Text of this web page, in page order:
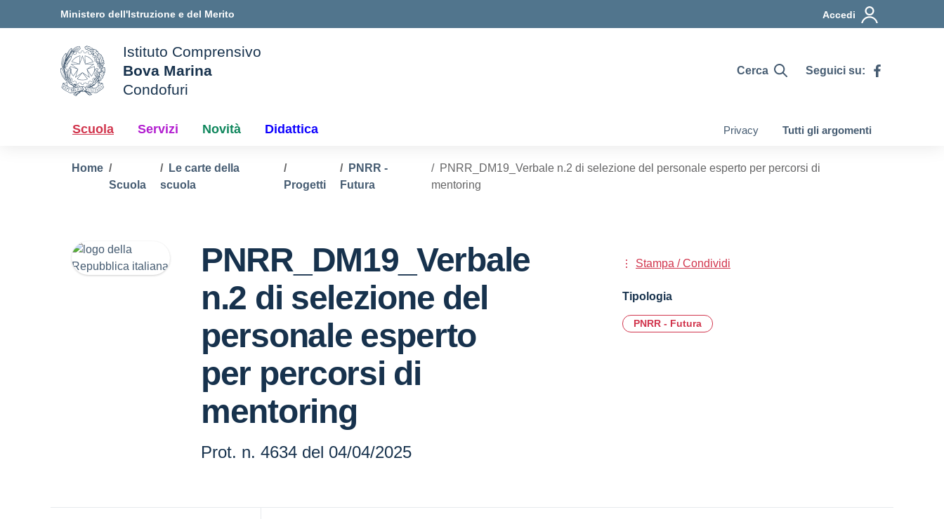
Ministero dell'Istruzione e del Merito Accedi
della scuola
Istituto Comprensivo
Bova Marina
Condofuri
Cerca Seguici su:
Scuola Servizi Novità Didattica Privacy Tutti gli argomenti
Home
Scuola
Le carte della
scuola
Progetti
PNRR -
Futura
PNRR_DM19_Verbale n.2 di selezione del personale esperto per percorsi di
mentoring
PNRR_DM19_Verbale
n.2 di selezione del
personale esperto
per percorsi di
mentoring
Prot. n. 4634 del 04/04/2025
Stampa / Condividi
Tipologia
PNRR - Futura